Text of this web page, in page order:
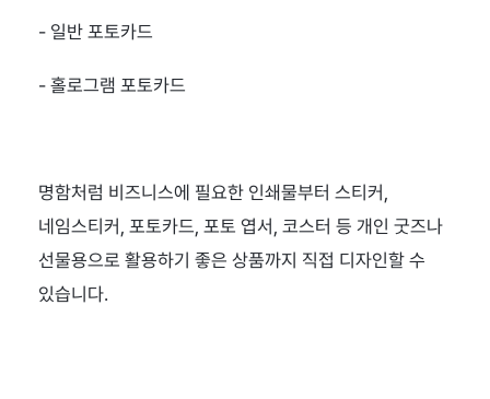
- 일반 포토카드
- 홀로그램 포토카드
명함처럼 비즈니스에 필요한 인쇄물부터 스티커,
네임스티커, 포토카드, 포토 엽서, 코스터 등 개인 굿즈나
선물용으로 활용하기 좋은 상품까지 직접 디자인할 수
있습니다.